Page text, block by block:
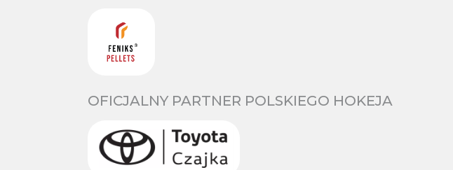
OFICJALNY PARTNER POLSKIEGO HOKEJA